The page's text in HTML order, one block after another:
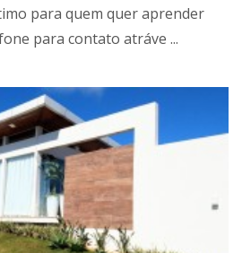
para quem quer aprender
para contato atráve ...